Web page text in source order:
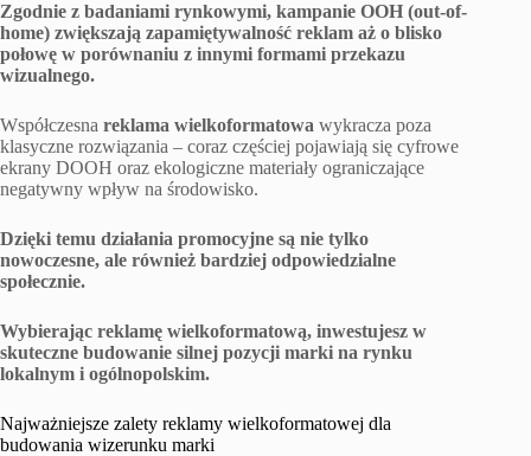
Zgodnie z badaniami rynkowymi, kampanie OOH (out-of-
home) zwiększają zapamiętywalność reklam aż o blisko
połowę w porównaniu z innymi formami przekazu
wizualnego.
Współczesna reklama wielkoformatowa wykracza poza
klasyczne rozwiązania – coraz częściej pojawiają się cyfrowe
ekrany DOOH oraz ekologiczne materiały ograniczające
negatywny wpływ na środowisko.
Dzięki temu działania promocyjne są nie tylko
nowoczesne, ale również bardziej odpowiedzialne
społecznie.
Wybierając reklamę wielkoformatową, inwestujesz w
skuteczne budowanie silnej pozycji marki na rynku
lokalnym i ogólnopolskim.
Najważniejsze zalety reklamy wielkoformatowej dla
budowania wizerunku marki